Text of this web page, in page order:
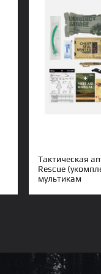
Тактическая
Rescue
мультикам